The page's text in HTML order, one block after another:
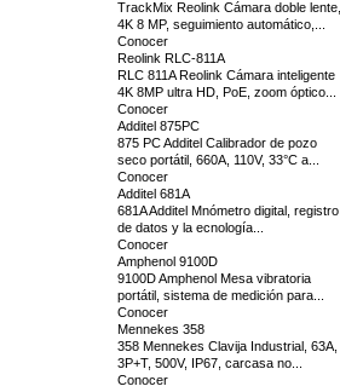
TrackMix Reolink Cámara doble lente,
4K 8 MP, seguimiento automático,...
Conocer
Reolink RLC-811A
RLC 811A Reolink Cámara inteligente
4K 8MP ultra HD, PoE, zoom óptico...
Conocer
Additel 875PC
875 PC Additel Calibrador de pozo
seco portátil, 660A, 110V, 33°C a...
Conocer
Additel 681A
681A Additel Mnómetro digital, registro
de datos y la ecnología...
Conocer
Amphenol 9100D
9100D Amphenol Mesa vibratoria
portátil, sistema de medición para...
Conocer
Mennekes 358
358 Mennekes Clavija Industrial, 63A,
3P+T, 500V, IP67, carcasa no...
Conocer